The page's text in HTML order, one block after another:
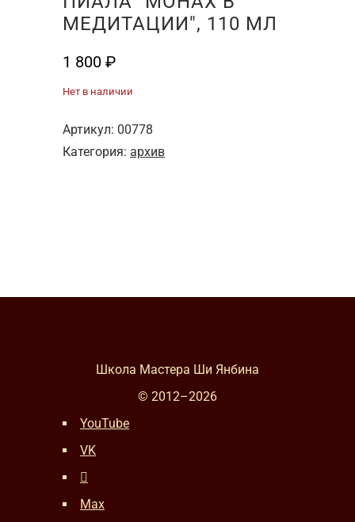
МЕДИТАЦИИ", 110 МЛ
1 800 ₽
Нет в наличии
Артикул: 00778
Категория: архив
Школа Мастера Ши Янбина
© 2012–2026
YouTube
VK
Max